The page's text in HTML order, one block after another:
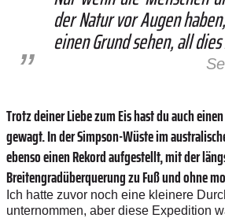
der Natur vor Augen
einen Grund sehen, all
Trotz deiner Liebe zum Eis hast du auch
gewagt. In der Simpson-Wüste im
ebenso einen Rekord aufgestellt, mit der
Breitengradüberquerung zu Fuß und ohne
Ich hatte zuvor noch eine kleinere
unternommen, aber diese Expedition